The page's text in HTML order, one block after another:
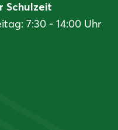
Schulzeit
7:30 - 14:00 Uhr